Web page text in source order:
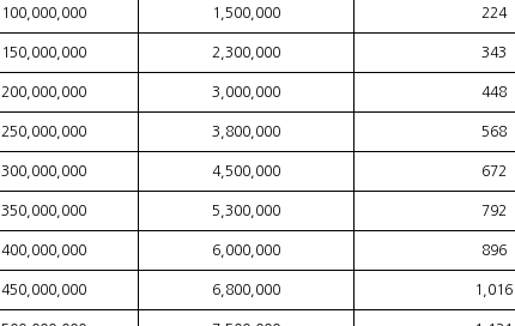
100,000,000 1,500,000 224
150,000,000 2,300,000 343
200,000,000 3,000,000 448
250,000,000 3,800,000 568
300,000,000 4,500,000 672
350,000,000 5,300,000 792
400,000,000 6,000,000 896
450,000,000 6,800,000 1,016